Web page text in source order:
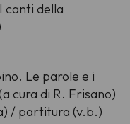
canti della
Le parole e i
cura di R. Frisano)
/ partitura (v.b.)